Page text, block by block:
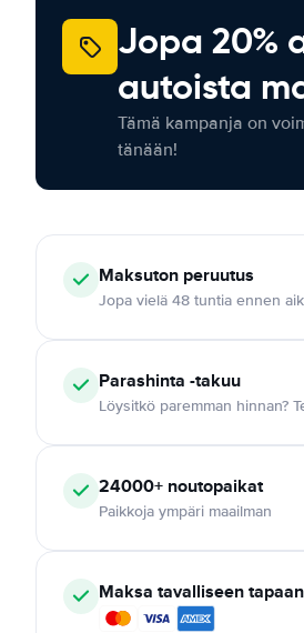
Jopa 20%
autoista
Tämä kampanja on
tänään!
Maksuton peruutus
Jopa vielä 48 tuntia ennen
Parashinta -takuu
Löysitkö paremman hinnan?
24000+ noutopaikat
Paikkoja ympäri maailman
Maksa tavalliseen tapaan